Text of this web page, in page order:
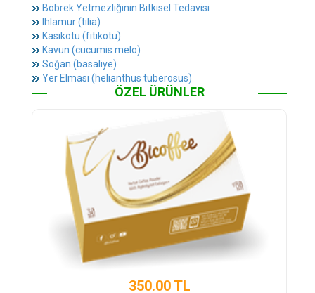
Böbrek Yetmezliğinin Bitkisel Tedavisi
Ihlamur (tilia)
Kasıkotu (fıtıkotu)
Kavun (cucumis melo)
Soğan (basaliye)
Yer Elması (helianthus tuberosus)
ÖZEL ÜRÜNLER